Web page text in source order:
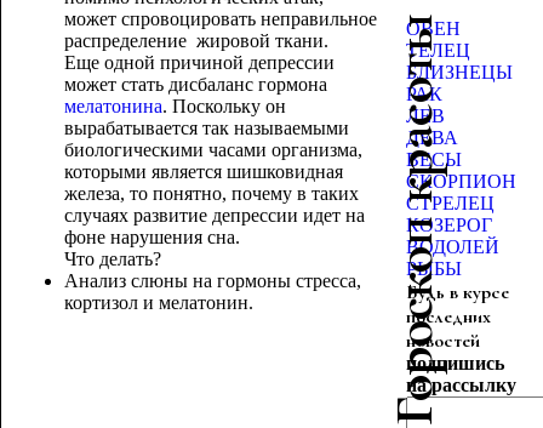
может спровоцировать неправильное
распределение жировой ткани.
Еще одной причиной депрессии
может стать дисбаланс гормона
мелатонина. Поскольку он
вырабатывается так называемыми
биологическими часами организма,
которыми является шишковидная
железа, то понятно, почему в таких
случаях развитие депрессии идет на
фоне нарушения сна.
Что делать?
Анализ слюны на гормоны стресса,
кортизол и мелатонин.
Гороскоп красоты
ОВЕН
ТЕЛЕЦ
БЛИЗНЕЦЫ
РАК
ЛЕВ
ДЕВА
ВЕСЫ
СКОРПИОН
СТРЕЛЕЦ
КОЗЕРОГ
ВОДОЛЕЙ
РЫБЫ
Будь в курсе
последних
новостей
подпишись
на рассылку